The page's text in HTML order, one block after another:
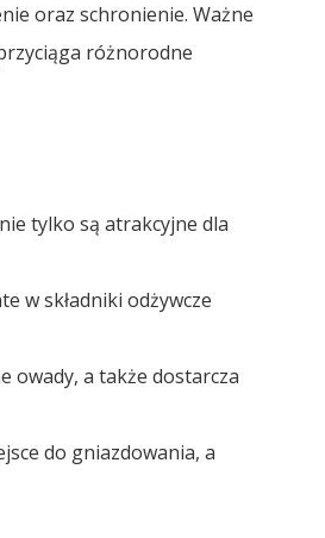
oraz schronienie. Ważne
różnorodne
tylko są atrakcyjne dla
w składniki odżywcze
owady, a także dostarcza
do gniazdowania, a